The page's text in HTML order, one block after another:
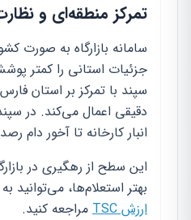
تمرکز منطقه‌ای و
سامانه بازارگاه به صورت
جزئیات استانی را کمتر
سپند با تمرکز بر استان
دقیقی اعمال می‌کند. در
انبار کارخانه تا آخور دام
این سطح از رهگیری در
بهتر استعلام‌ها، می‌توانید به
ارزش TSC
مراجعه کنید.